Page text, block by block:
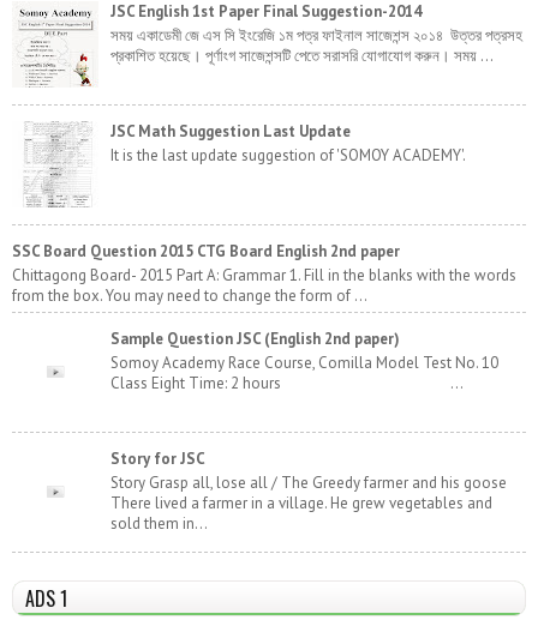
JSC English 1st Paper Final Suggestion-2014
সময় একাডেমী জে এস সি ইংরেজি ১ম পত্র ফাইনাল সাজেশন্স ২০১৪ উত্তর পত্রসহ
প্রকাশিত হয়েছে। পূর্ণাংগ সাজেশন্সটি পেতে সরাসরি যোগাযোগ করুন। সময় ...
JSC Math Suggestion Last Update
It is the last update suggestion of 'SOMOY ACADEMY'.
SSC Board Question 2015 CTG Board English 2nd paper
Chittagong Board- 2015 Part A: Grammar 1. Fill in the blanks with the words
from the box. You may need to change the form of ...
Sample Question JSC (English 2nd paper)
Somoy Academy Race Course, Comilla Model Test No. 10
Class Eight Time: 2 hours ...
Story for JSC
Story Grasp all, lose all / The Greedy farmer and his goose
There lived a farmer in a village. He grew vegetables and
sold them in...
ADS 1